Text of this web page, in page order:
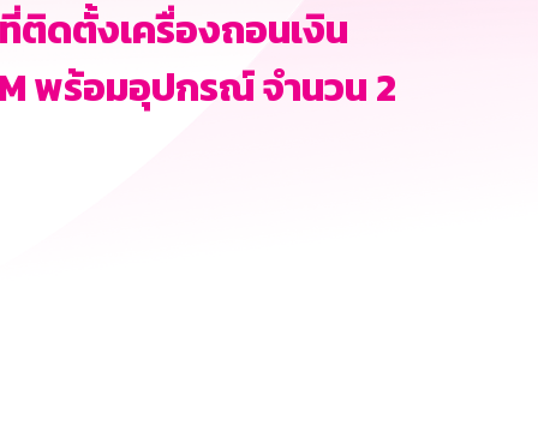
ติดตั้งเครื่องถอนเงิน
พร้อมอุปกรณ์ จำนวน 2